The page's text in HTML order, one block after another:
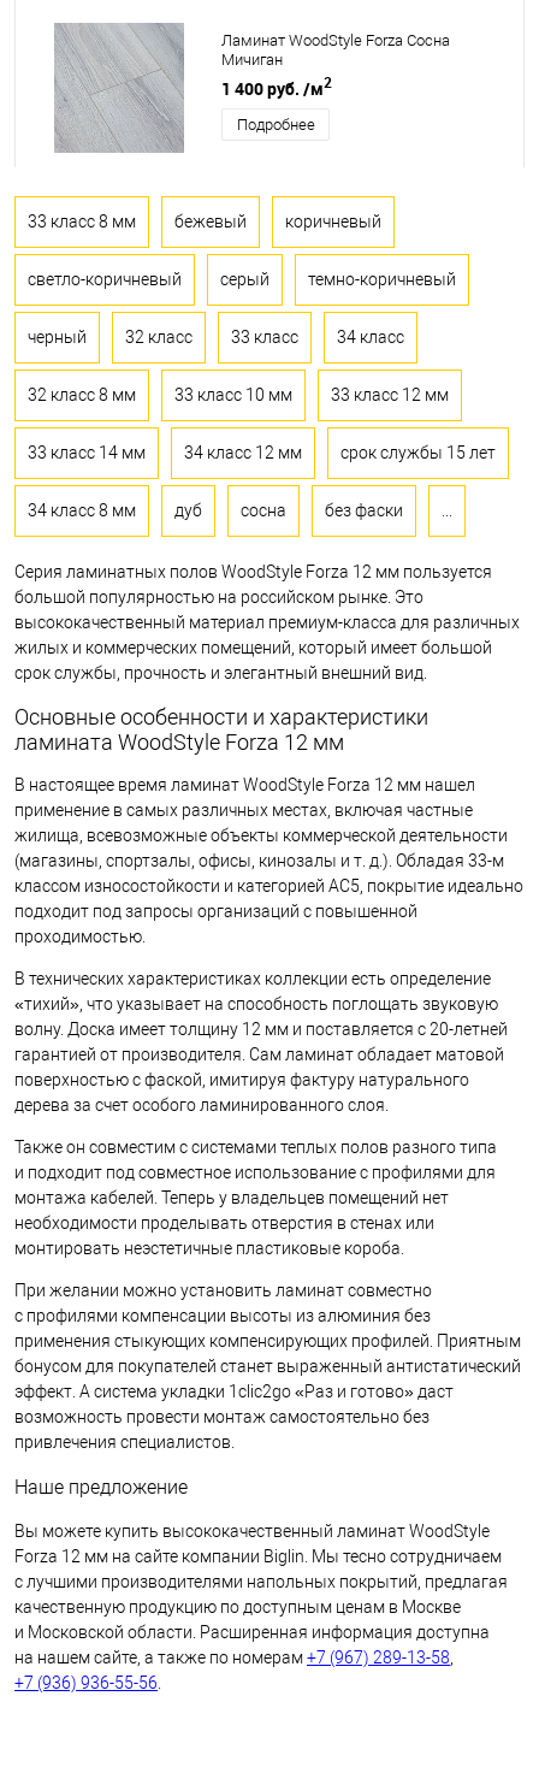
Ламинат WoodStyle Forza Сосна
Мичиган
1 400 руб. /м2
Подробнее
33 класс 8 мм бежевый коричневый
светло-коричневый серый темно-коричневый
черный 32 класс 33 класс 34 класс
32 класс 8 мм 33 класс 10 мм 33 класс 12 мм
33 класс 14 мм 34 класс 12 мм срок службы 15 лет
34 класс 8 мм дуб сосна без фаски
Серия ламинатных полов WoodStyle Forza 12 мм пользуется
большой популярностью на российском рынке. Это
высококачественный материал премиум-класса для различных
жилых и коммерческих помещений, который имеет большой
срок службы, прочность и элегантный внешний вид.
Основные особенности и характеристики
ламината WoodStyle Forza 12 мм
В настоящее время ламинат WoodStyle Forza 12 мм нашел
применение в самых различных местах, включая частные
жилища, всевозможные объекты коммерческой деятельности
(магазины, спортзалы, офисы, кинозалы и т. д.). Обладая 33-м
классом износостойкости и категорией АС5, покрытие идеально
подходит под запросы организаций с повышенной
проходимостью.
В технических характеристиках коллекции есть определение
«тихий», что указывает на способность поглощать звуковую
волну. Доска имеет толщину 12 мм и поставляется с 20-летней
гарантией от производителя. Сам ламинат обладает матовой
поверхностью с фаской, имитируя фактуру натурального
дерева за счет особого ламинированного слоя.
Также он совместим с системами теплых полов разного типа
и подходит под совместное использование с профилями для
монтажа кабелей. Теперь у владельцев помещений нет
необходимости проделывать отверстия в стенах или
монтировать неэстетичные пластиковые короба.
При желании можно установить ламинат совместно
с профилями компенсации высоты из алюминия без
применения стыкующих компенсирующих профилей. Приятным
бонусом для покупателей станет выраженный антистатический
эффект. А система укладки 1clic2go «Раз и готово» даст
возможность провести монтаж самостоятельно без
привлечения специалистов.
Наше предложение
Вы можете купить высококачественный ламинат WoodStyle
Forza 12 мм на сайте компании Biglin. Мы тесно сотрудничаем
с лучшими производителями напольных покрытий, предлагая
качественную продукцию по доступным ценам в Москве
и Московской области. Расширенная информация доступна
на нашем сайте, а также по номерам+7 (967) 289-13-58
+7 (936) 936-55-56